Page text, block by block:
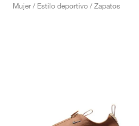
Mujer / Estilo deportivo / Zapatos